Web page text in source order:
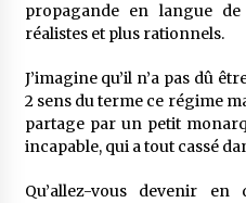
propagande en langue
réalistes et plus rationnels.
J’imagine qu’il n’a pas dû
2 sens du terme ce régime
partage par un petit
incapable, qui a tout cassé
Qu’allez-vous devenir